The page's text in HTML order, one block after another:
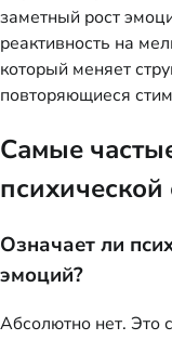
заметный рост
реактивность на
который меняет
повторяющиеся
Самые
Означает ли
эмоций?
Абсолютно нет. Это